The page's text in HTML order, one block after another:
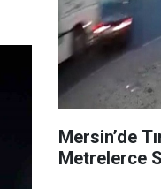
Mersin’de
Metrelerce